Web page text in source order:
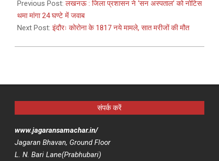
05-
05
Previous Post:लखनऊ : जिला प्रशासन ने ‘सन अस्पताल’ को ​नोटिस
थमा मांगा 24 घण्टे में जवाब
Next Post:इंदौरः कोरोना के 1817 नये मामले, सात मरीजों की मौत
संपर्क करें
www.jagaransamachar.in/
Jagaran Bhavan, Ground Floor
L. N. Bari Lane(Prabhubari)